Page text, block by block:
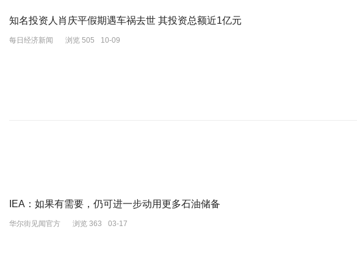
知名投资人肖庆平假期遇车祸去世 其投资总额近1亿元
每日经济新闻 浏览 505 10-09
IEA：如果有需要，仍可进一步动用更多石油储备
华尔街见闻官方 浏览 363 03-17